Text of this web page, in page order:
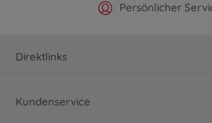
Offizieller Hersteller
Persönlicher
Versandkostenfrei ab
Schnelle
Direktlinks
Kundenservice